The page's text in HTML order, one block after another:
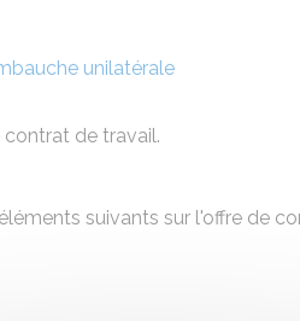
unilatérale
de travail.
suivants sur l'offre de